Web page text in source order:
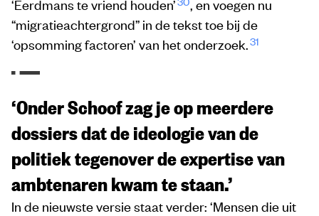
‘Eerdmans te vriend houden’
, en voegen nu
“migratieachtergrond” in de tekst toe bij de
‘opsomming factoren’ van het onderzoek.31
‘Onder Schoof zag je op meerdere
dossiers dat de ideologie van de
politiek tegenover de expertise van
ambtenaren kwam te staan.’
In de nieuwste versie staat verder: ‘Mensen die uit